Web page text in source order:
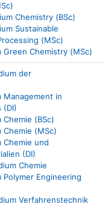
Chemistry (BSc)
Sustainable
(MSc)
Chemistry (MSc)
der
Management in
(DI)
(BSc)
(MSc)
Chemie und
(DI)
Chemie
Engineering
Verfahrenstechnik